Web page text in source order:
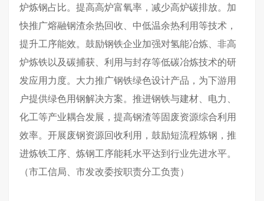
炉炼钢占比。提高高炉富氧率，减少高炉碳排放。加
快推广熔融钢渣余热回收、中低温余热利用等技术，
提升工序能效。鼓励钢铁企业加强对氢能冶炼、非高
炉炼铁以及碳捕获、利用与封存等低碳冶炼技术的研
发应用力度。大力推广钢铁绿色设计产品，为下游用
户提供绿色用钢解决方案。推进钢铁与建材、电力、
化工等产业耦合发展，提高钢渣等固废资源综合利用
效率。开展废钢资源回收利用，鼓励短流程炼钢，推
进炼铁工序、炼钢工序能耗水平达到行业先进水平。
（市工信局、市发改委按职责分工负责）